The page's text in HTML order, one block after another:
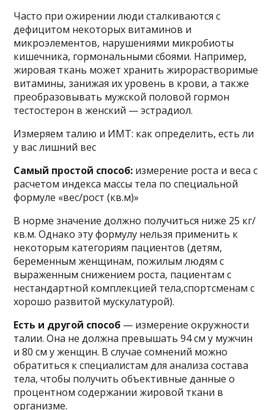
Часто при ожирении люди сталкиваются с
дефицитом некоторых витаминов и
микроэлементов, нарушениями микробиоты
кишечника, гормональными сбоями. Например,
жировая ткань может хранить жирорастворимые
витамины, занижая их уровень в крови, а также
преобразовывать мужской половой гормон
тестостерон в женский — эстрадиол.
Измеряем талию и ИМТ: как определить, есть ли
у вас лишний вес
Самый простой способ: измерение роста и веса с
расчетом индекса массы тела по специальной
формуле «вес/рост (кв.м)»
В норме значение должно получиться ниже 25 кг/
кв.м. Однако эту формулу нельзя применить к
некоторым категориям пациентов (детям,
беременным женщинам, пожилым людям с
выраженным снижением роста, пациентам с
нестандартной комплекцией тела,спортсменам с
хорошо развитой мускулатурой).
Есть и другой способ — измерение окружности
талии. Она не должна превышать 94 см у мужчин
и 80 см у женщин. В случае сомнений можно
обратиться к специалистам для анализа состава
тела, чтобы получить объективные данные о
процентном содержании жировой ткани в
организме.